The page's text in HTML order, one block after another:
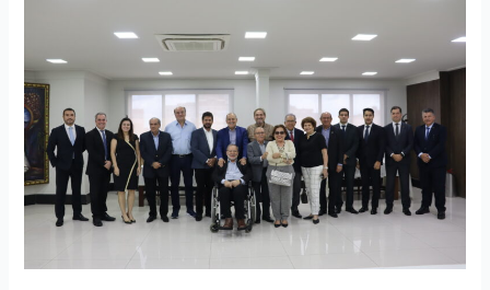
Presidentes
de
Federações
do
Comércio
acontece
no
Pará